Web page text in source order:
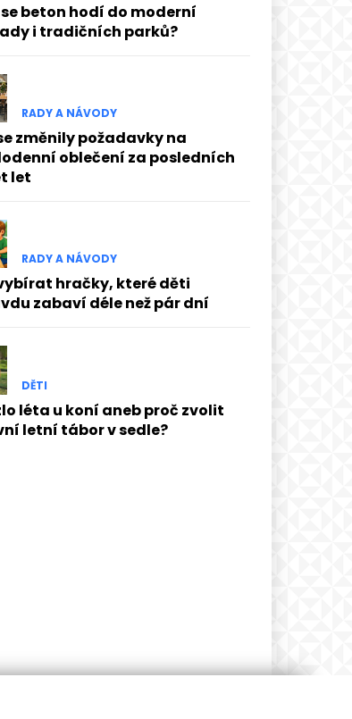
se beton hodí do moderní
i tradičních parků?
RADY A NÁVODY
změnily požadavky na
oblečení za posledních
let
RADY A NÁVODY
hračky, které děti
zabaví déle než pár dní
DĚTI
léta u koní aneb proč zvolit
letní tábor v sedle?